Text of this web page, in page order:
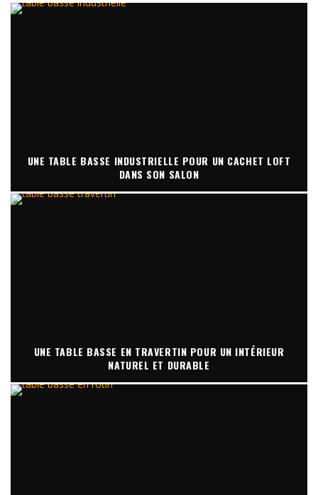
UNE TABLE BASSE INDUSTRIELLE POUR UN CACHET LOFT
DANS SON SALON
UNE TABLE BASSE EN TRAVERTIN POUR UN INTÉRIEUR
NATUREL ET DURABLE